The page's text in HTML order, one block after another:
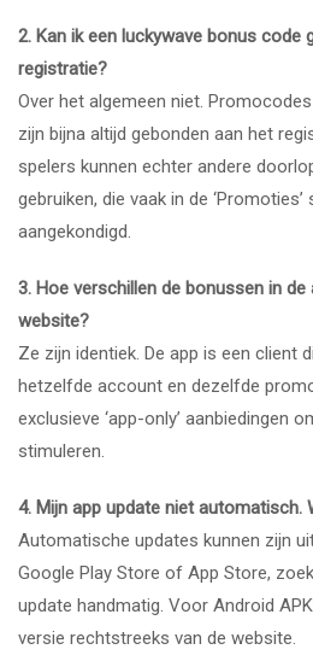
2. Kan ik een luckywave bonus code
registratie?
Over het algemeen niet.
zijn bijna altijd gebonden aan het
spelers kunnen echter andere
gebruiken, die vaak in de
aangekondigd.
3. Hoe verschillen de bonussen in de
website?
Ze zijn identiek. De app is een client
hetzelfde account en dezelfde
exclusieve ‘app-only’ aanbiedingen
stimuleren.
4. Mijn app update niet automatisch.
Automatische updates kunnen zijn
Google Play Store of App Store,
update handmatig. Voor Android
versie rechtstreeks van de website.